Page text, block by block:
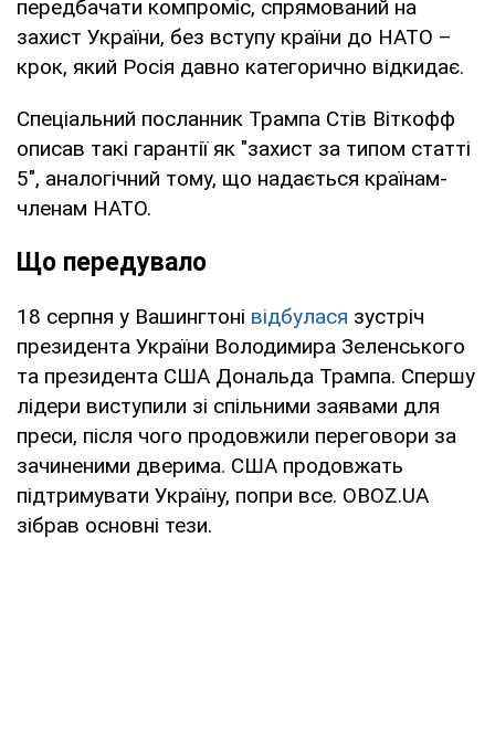
передбачати компроміс, спрямований на
захист України, без вступу країни до НАТО –
крок, який Росія давно категорично відкидає.
Спеціальний посланник Трампа Стів Віткофф
описав такі гарантії як "захист за типом статті
5", аналогічний тому, що надається країнам-
членам НАТО.
Що передувало
18 серпня у Вашингтоні відбулася зустріч
президента України Володимира Зеленського
та президента США Дональда Трампа. Спершу
лідери виступили зі спільними заявами для
преси, після чого продовжили переговори за
зачиненими дверима. США продовжать
підтримувати Україну, попри все. OBOZ.UA
зібрав основні тези.